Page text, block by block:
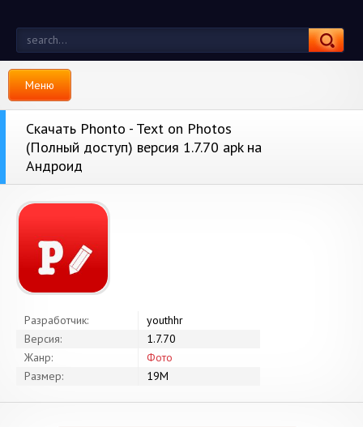
Меню
Скачать Phonto - Text on Photos
(Полный доступ) версия 1.7.70 apk на
Андроид
Разработчик:
youthhr
Версия:
1.7.70
Жанр:
Фото
Размер:
19M